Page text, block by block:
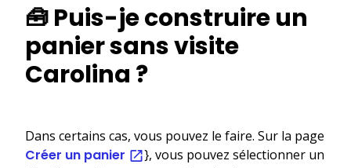
🧰 Puis-je construire un
panier sans visite
Carolina ?
Dans certains cas, vous pouvez le faire. Sur la page
Créer un panier
}, vous pouvez sélectionner un